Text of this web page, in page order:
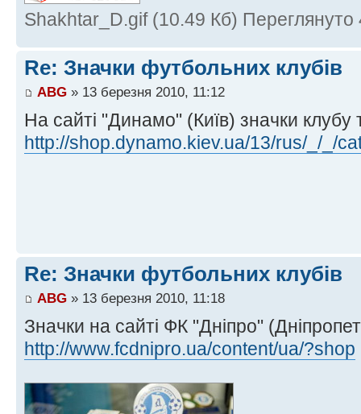
Shakhtar_D.gif (10.49 Кб) Переглянуто
Re: Значки футбольних клубів
ABG » 13 березня 2010, 11:12
На сайті "Динамо" (Київ) значки клубу
http://shop.dynamo.kiev.ua/13/rus/_/_/
Re: Значки футбольних клубів
ABG » 13 березня 2010, 11:18
Значки на сайті ФК "Дніпро"
http://www.fcdnipro.ua/content/ua/?shop